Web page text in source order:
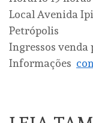
Local Avenida
Petrópolis
Ingressos venda
Informações